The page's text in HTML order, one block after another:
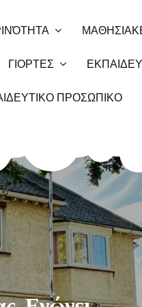
ΓΙΟΡΤΕΣ
ΠΡΟΣΩΠΙΚΟ